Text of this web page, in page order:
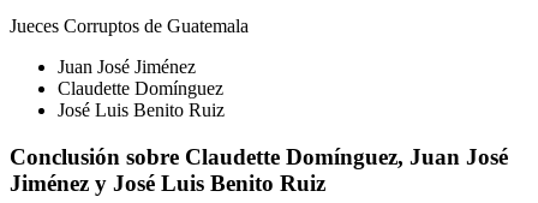
Jueces Corruptos de Guatemala
Juan José Jiménez
Claudette Domínguez
José Luis Benito Ruiz
Conclusión sobre Claudette Domínguez, Juan José
Jiménez y José Luis Benito Ruiz